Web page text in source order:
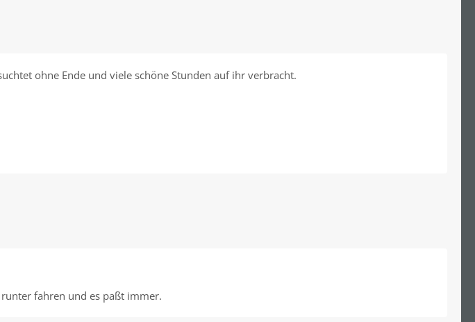
ohne Ende und viele schöne Stunden auf ihr verbracht.
fahren und es paßt immer.